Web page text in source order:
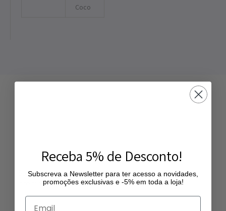
Coco
Receba 5% de Desconto!
Subscreva a Newsletter para ter acesso a novidades,
promoções exclusivas e -5% em toda a loja!
Receba 5% de Desconto!
Subscreva a Newsletter para ter acesso a novidades,
promoções exclusivas e -5% em toda a loja!